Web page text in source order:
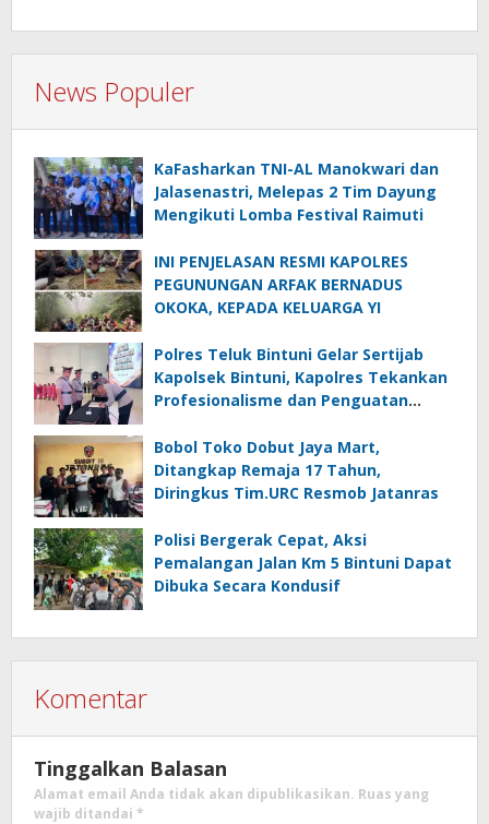
News Populer
KaFasharkan TNI-AL Manokwari dan
Jalasenastri, Melepas 2 Tim Dayung
Mengikuti Lomba Festival Raimuti
INI PENJELASAN RESMI KAPOLRES
PEGUNUNGAN ARFAK BERNADUS
OKOKA, KEPADA KELUARGA YI
Polres Teluk Bintuni Gelar Sertijab
Kapolsek Bintuni, Kapolres Tekankan
Profesionalisme dan Penguatan
Bobol Toko Dobut Jaya Mart,
Ditangkap Remaja 17 Tahun,
Diringkus Tim.URC Resmob Jatanras
Polisi Bergerak Cepat, Aksi
Pemalangan Jalan Km 5 Bintuni Dapat
Dibuka Secara Kondusif
Komentar
Tinggalkan Balasan
Alamat email Anda tidak akan dipublikasikan. Ruas yang
wajib ditandai *